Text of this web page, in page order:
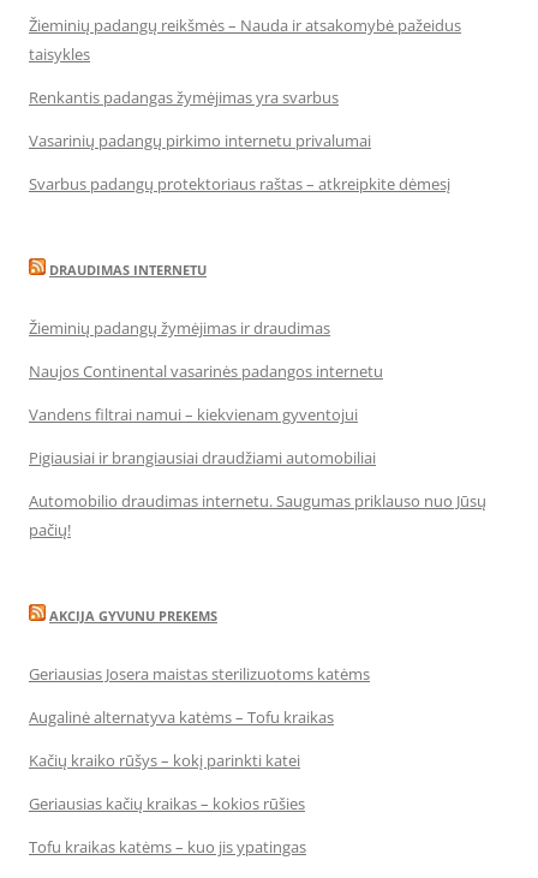
Žieminių padangų reikšmės – Nauda ir atsakomybė pažeidus
taisykles
Renkantis padangas žymėjimas yra svarbus
Vasarinių padangų pirkimo internetu privalumai
Svarbus padangų protektoriaus raštas – atkreipkite dėmesį
DRAUDIMAS INTERNETU
Žieminių padangų žymėjimas ir draudimas
Naujos Continental vasarinės padangos internetu
Vandens filtrai namui – kiekvienam gyventojui
Pigiausiai ir brangiausiai draudžiami automobiliai
Automobilio draudimas internetu. Saugumas priklauso nuo Jūsų
pačių!
AKCIJA GYVUNU PREKEMS
Geriausias Josera maistas sterilizuotoms katėms
Augalinė alternatyva katėms – Tofu kraikas
Kačių kraiko rūšys – kokį parinkti katei
Geriausias kačių kraikas – kokios rūšies
Tofu kraikas katėms – kuo jis ypatingas